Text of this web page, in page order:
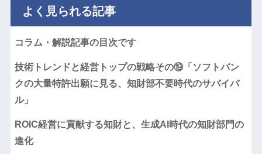
よく見られる記事
コラム・解説記事の目次です
技術トレンドと経営トップの戦略その⑲「ソフトバン
クの大量特許出願に見る、知財部不要時代のサバイバ
ル」
ROIC経営に貢献する知財と、生成AI時代の知財部門の
進化